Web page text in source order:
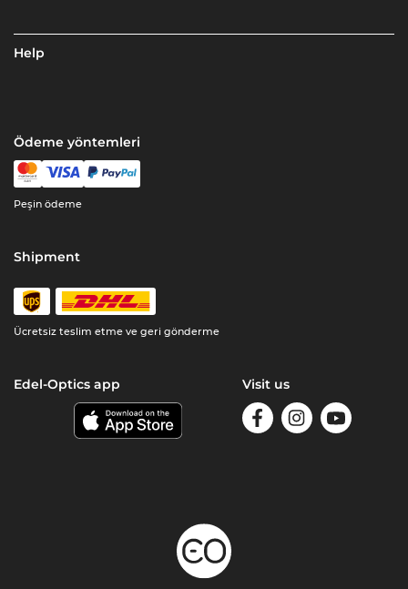
Help
Ödeme yöntemleri
Peşin ödeme
Shipment
Ücretsiz teslim etme ve geri gönderme
Edel-Optics app Visit us